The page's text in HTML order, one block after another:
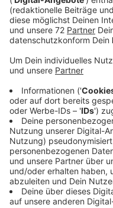
Veröffentlicht:
Anzeige
Oft haben die
abgerechnet, darauf
Verbraucherzentrale
Beschwerden sind in
Verbraucherzentrale
Inkassounternehmen
berechnet, obwohl